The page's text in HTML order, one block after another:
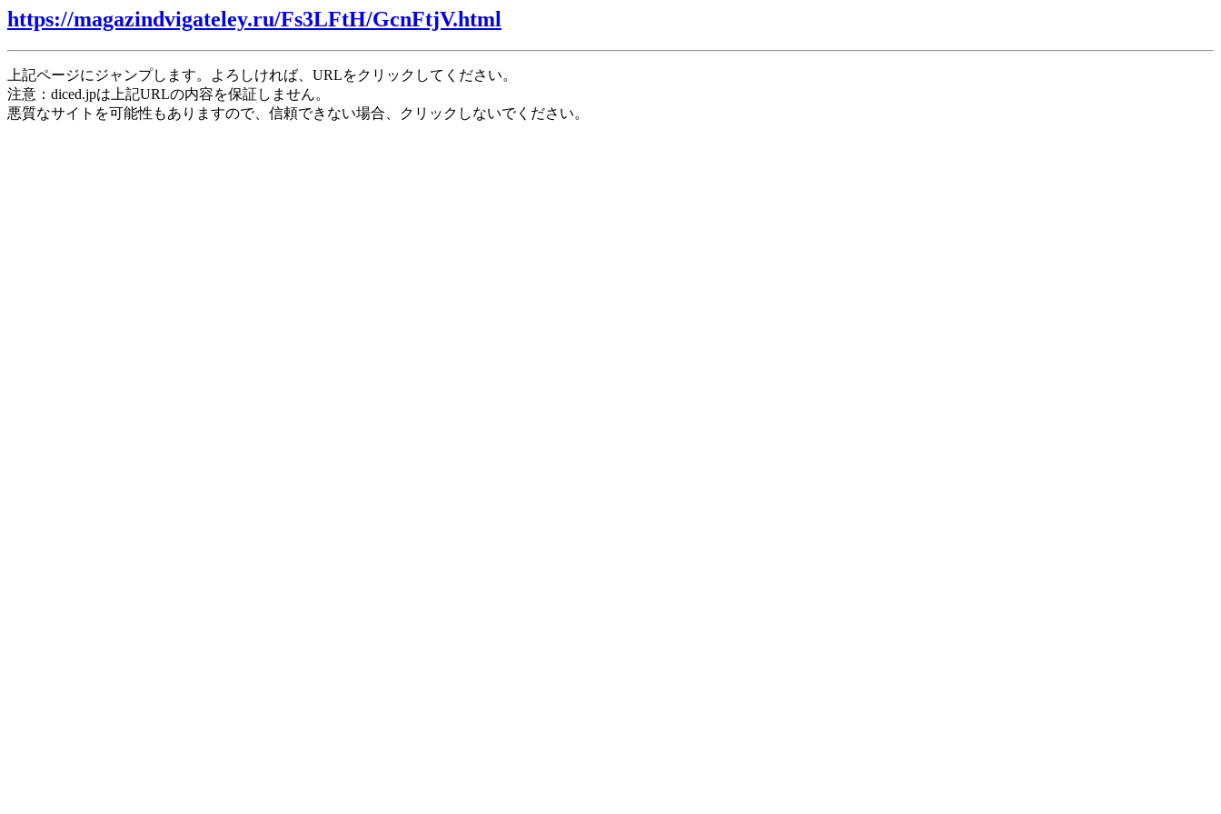
https://magazindvigateley.ru/Fs3LFtH/GcnFtjV.html
上記ページにジャンプします。よろしければ、URLをクリックしてください。
注意：diced.jpは上記URLの内容を保証しません。
悪質なサイトを可能性もありますので、信頼できない場合、クリックしないでください。